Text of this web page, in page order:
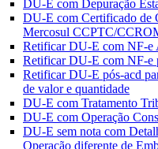
DU-E com Depuração
DU-E com Certificado de
Mercosul CCPTC/
Retificar DU-E com NF-e
Retificar DU-E com NF-e
Retificar DU-E pós-acd
de valor e quantidade
DU-E com Tratamento
DU-E com Operação
DU-E sem nota com
Operação diferente de